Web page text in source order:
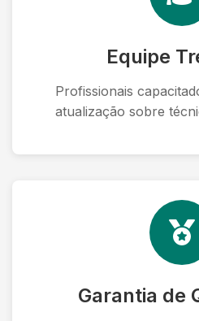
Equipe
Profissionais
atualização sobre
Garantia de